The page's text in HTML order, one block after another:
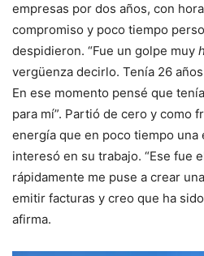
empresas por dos años, con
compromiso y poco tiempo
despidieron. “Fue un golpe muy
vergüenza decirlo. Tenía 26
En ese momento pensé que
para mí”. Partió de cero y como
energía que en poco tiempo una
interesó en su trabajo. “Ese fue
rápidamente me puse a crear
emitir facturas y creo que ha
afirma.